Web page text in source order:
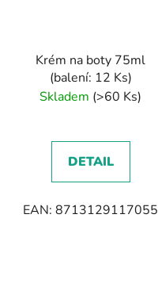
Krém na boty 75ml
(balení: 12 Ks)
Skladem (>60 Ks)
DETAIL
EAN: 8713129117055